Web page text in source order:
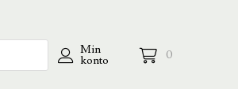
Min
konto 0